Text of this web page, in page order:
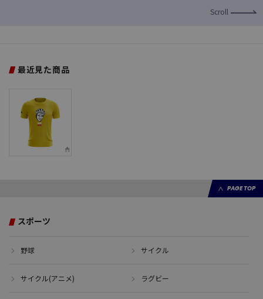
Scroll
最近見た商品
PAGE TOP
スポーツ
野球 サイクル
サイクル(アニメ) ラグビー